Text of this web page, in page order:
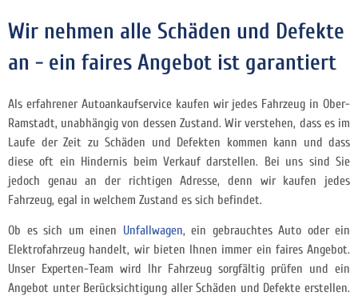
Wir nehmen alle Schäden und Defekte
an - ein faires Angebot ist garantiert
Als erfahrener Autoankaufservice kaufen wir jedes Fahrzeug in Ober-
Ramstadt, unabhängig von dessen Zustand. Wir verstehen, dass es im
Laufe der Zeit zu Schäden und Defekten kommen kann und dass
diese oft ein Hindernis beim Verkauf darstellen. Bei uns sind Sie
jedoch genau an der richtigen Adresse, denn wir kaufen jedes
Fahrzeug, egal in welchem Zustand es sich befindet.
Ob es sich um einen Unfallwagen, ein gebrauchtes Auto oder ein
Elektrofahrzeug handelt, wir bieten Ihnen immer ein faires Angebot.
Unser Experten-Team wird Ihr Fahrzeug sorgfältig prüfen und ein
Angebot unter Berücksichtigung aller Schäden und Defekte erstellen.